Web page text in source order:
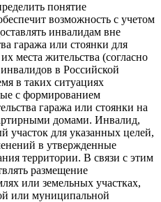
понятие
возможность с учетом
инвалидам вне
гаража или стоянки для
места жительства (согласно
в Российской
в таких ситуациях
с формированием
гаража или стоянки на
домами. Инвалид,
для указанных целей,
в утвержденные
территории. В связи с этим
размещение
или земельных участках,
или муниципальной